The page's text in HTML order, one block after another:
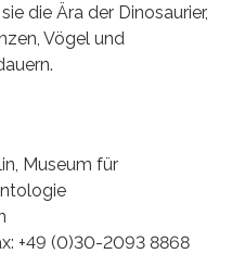
die Ära der Dinosaurier,
Vögel und
Museum für
+49 (0)30-2093 8868